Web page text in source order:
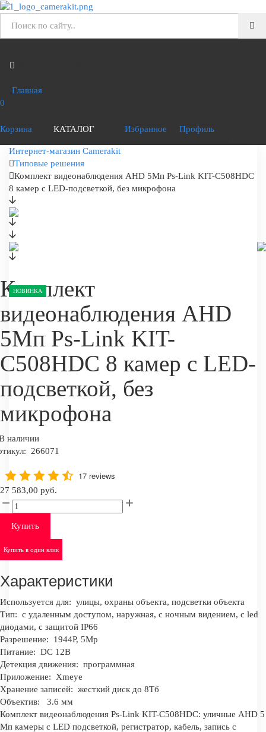
Главная
0
Корзина КАТАЛОГ Избранное Профиль
Интернет-магазин Camerakit
Типовые решения
Комплект видеонаблюдения AHD 5Мп Ps-Link KIT-C508HDC
8 камер с LED-подсветкой, без микрофона
НОВИНКА
Комплект
видеонаблюдения AHD
5Мп Ps-Link KIT-
C508HDC 8 камер с LED-
подсветкой, без
микрофона
наличии
266071
17 reviews
27 583,00 руб.
Купить
Купить в один клик
Характеристики
Используется для: улицы, охраны объекта, подсветки объекта
Тип: с удаленным доступом, наружная, с ночным видением, с led
диодами, с защитой IP66
Разрешение:
1944Р, 5Mp
Питание: DC 12В
Детекция движения: программная
Приложение:
Xmeye
Хранение записей: жесткий диск до 8Тб
Объектив:
3.6 мм
Комплект видеонаблюдения Ps-Link KIT-C508HDC: уличные AHD 5
Мп камеры с LED подсветкой, регистратор, кабель, запись с